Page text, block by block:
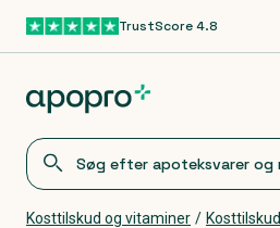
Gå til hovedindholdTrustScore 4.8
Kosttilskud og vitaminer / Kosttilskud